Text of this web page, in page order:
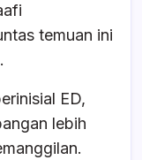
temuan ini
ED,
lebih